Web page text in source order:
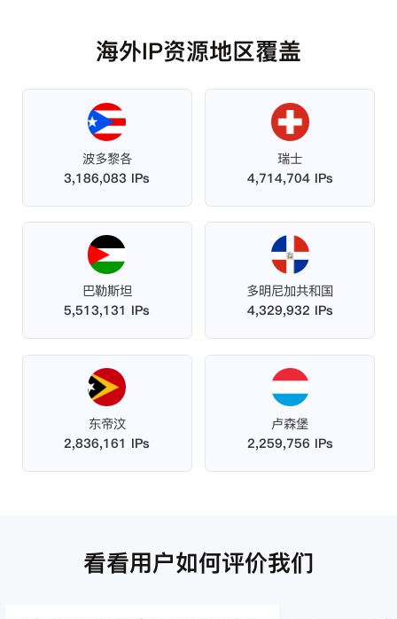
海外IP资源地区覆盖
波多黎各
3,186,083 IPs
瑞士
4,714,704 IPs
巴勒斯坦
5,513,131 IPs
多明尼加共和国
4,329,932 IPs
东帝汶
2,836,161 IPs
卢森堡
2,259,756 IPs
看看用户如何评价我们